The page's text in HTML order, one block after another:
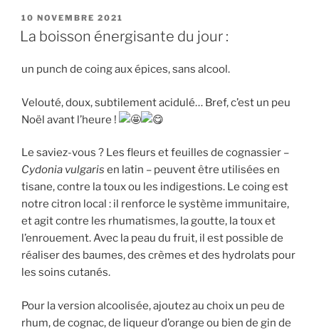
PUBLIÉ
LE
10 NOVEMBRE 2021
La boisson énergisante du jour :
un punch de coing aux épices, sans alcool.
Velouté, doux, subtilement acidulé… Bref, c’est un peu
Noël avant l’heure !
Le saviez-vous ? Les fleurs et feuilles de cognassier –
Cydonia vulgaris en latin – peuvent être utilisées en
tisane, contre la toux ou les indigestions. Le coing est
notre citron local : il renforce le système immunitaire,
et agit contre les rhumatismes, la goutte, la toux et
l’enrouement. Avec la peau du fruit, il est possible de
réaliser des baumes, des crèmes et des hydrolats pour
les soins cutanés.
Pour la version alcoolisée, ajoutez au choix un peu de
rhum, de cognac, de liqueur d’orange ou bien de gin de